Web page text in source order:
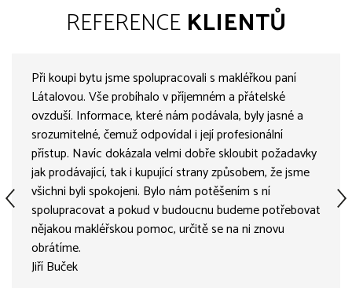
REFERENCE KLIENTŮ
Při koupi bytu jsme spolupracovali s makléřkou paní
Látalovou. Vše probíhalo v příjemném a přátelské
ovzduší. Informace, které nám podávala, byly jasné a
srozumitelné, čemuž odpovídal i její profesionální
přístup. Navíc dokázala velmi dobře skloubit požadavky
jak prodávající, tak i kupující strany způsobem, že jsme
všichni byli spokojeni. Bylo nám potěšením s ní
spolupracovat a pokud v budoucnu budeme potřebovat
nějakou makléřskou pomoc, určitě se na ni znovu
obrátíme.
Jiří Buček